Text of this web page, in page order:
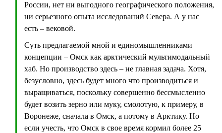
России, нет ни выгодного географического положения,
ни серьезного опыта исследований Севера. А у нас
есть – вековой.
Суть предлагаемой мной и единомышленниками
концепции – Омск как арктический мультимодальный
хаб. Но производство здесь – не главная задача. Хотя,
безусловно, здесь будет много что производиться и
выращиваться, поскольку совершенно бессмысленно
будет возить зерно или муку, смолотую, к примеру, в
Воронеже, сначала в Омск, а потому в Арктику. Но
если учесть, что Омск в свое время кормил более 25